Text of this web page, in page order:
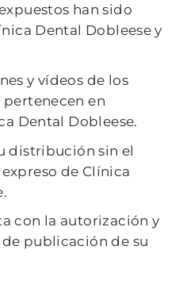
han sido
Dental Dobleese y
y vídeos de los
pertenecen en
Dental Dobleese.
distribución sin el
de Clínica
con la autorización y
publicación de su